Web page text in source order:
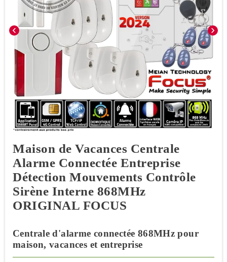
chevron_left chevron_right
Maison de Vacances Centrale
Alarme Connectée Entreprise
Détection Mouvements Contrôle
Sirène Interne 868MHz
ORIGINAL FOCUS
Centrale d'alarme connectée 868MHz pour
maison, vacances et entreprise